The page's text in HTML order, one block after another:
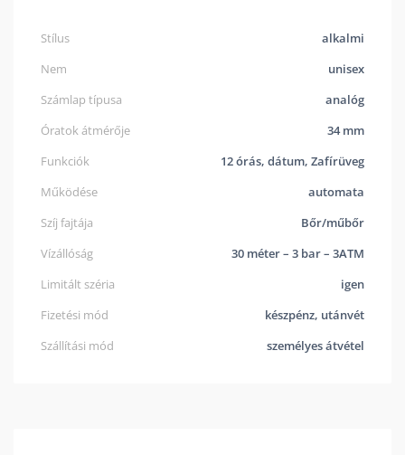
Stílus
alkalmi
Nem
unisex
Számlap típusa
analóg
Óratok átmérője
34 mm
Funkciók
12 órás, dátum, Zafírüveg
Működése
automata
Szíj fajtája
Bőr/műbőr
Vízállóság
30 méter – 3 bar – 3ATM
Limitált széria
igen
Fizetési mód
készpénz, utánvét
Szállítási mód
személyes átvétel